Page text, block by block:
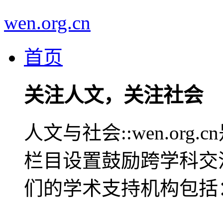
wen.org.cn
首页
关注人文，关注社会
人文与社会
栏目设置鼓励跨学科
们的学术支持机构包